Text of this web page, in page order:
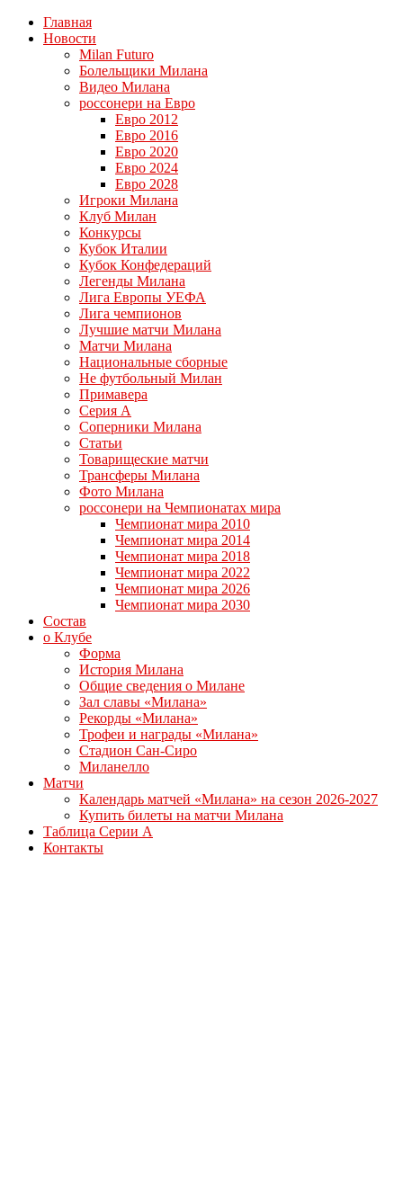
Главная
Новости
Milan Futuro
Болельщики Милана
Видео Милана
россонери на Евро
Евро 2012
Евро 2016
Евро 2020
Евро 2024
Евро 2028
Игроки Милана
Клуб Милан
Конкурсы
Кубок Италии
Кубок Конфедераций
Легенды Милана
Лига Европы УЕФА
Лига чемпионов
Лучшие матчи Милана
Матчи Милана
Национальные сборные
Не футбольный Милан
Примавера
Серия А
Соперники Милана
Статьи
Товарищеские матчи
Трансферы Милана
Фото Милана
россонери на Чемпионатах мира
Чемпионат мира 2010
Чемпионат мира 2014
Чемпионат мира 2018
Чемпионат мира 2022
Чемпионат мира 2026
Чемпионат мира 2030
Состав
о Клубе
Форма
История Милана
Общие сведения о Милане
Зал славы «Милана»
Рекорды «Милана»
Трофеи и награды «Милана»
Стадион Сан-Сиро
Миланелло
Матчи
Календарь матчей «Милана» на сезон 2026-2027
Купить билеты на матчи Милана
Таблица Серии А
Контакты